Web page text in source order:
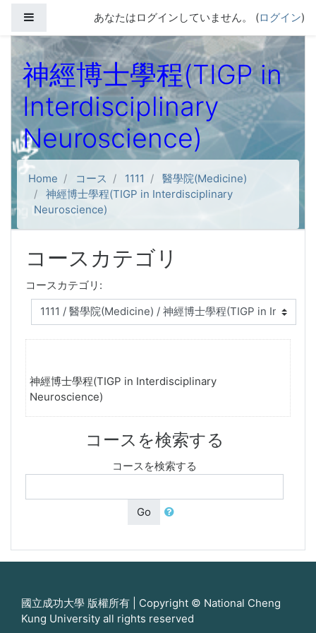
サイドパネルあなたはログインしていません。 (ログイン)
神經博士學程(TIGP in
Interdisciplinary
Neuroscience)
Home コース 1111
醫學院(Medicine)
神經博士學程(TIGP in Interdisciplinary
Neuroscience)
コースカテゴリ
コースカテゴリ:
神經博士學程(TIGP in Interdisciplinary
Neuroscience)
コースを検索する
コースを検索する
Go
國立成功大學 版權所有 | Copyright © National Cheng
Kung University all rights reserved